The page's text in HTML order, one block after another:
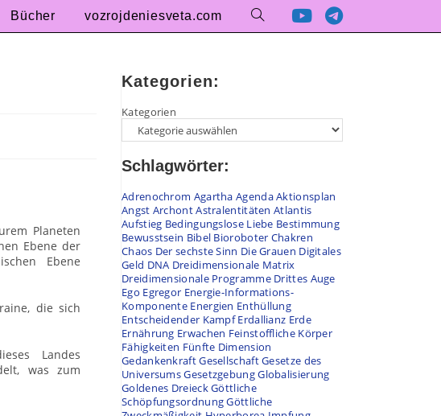
Bücher vozrojdeniesveta.com
Planeten
Ebene der
Ebene
die sich
Landes
was zum
Kategorien:
Kategorien
Schlagwörter:
Adrenochrom Agartha AgendaAktionsplan
Angst ArchontAstralentitäten Atlantis
Aufstieg Bedingungslose Liebe Bestimmung
Bewusstsein Bibel Bioroboter Chakren
Chaos Der sechste Sinn Die Grauen Digitales
Geld DNA Dreidimensionale Matrix
Dreidimensionale Programme Drittes Auge
Ego Egregor Energie-Informations-
Komponente Energien Enthüllung
Entscheidender Kampf Erdallianz Erde
Ernährung Erwachen Feinstoffliche Körper
Fähigkeiten Fünfte Dimension
GedankenkraftGesellschaftGesetze des
UniversumsGesetzgebungGlobalisierung
Goldenes DreieckGöttliche
SchöpfungsordnungGöttliche